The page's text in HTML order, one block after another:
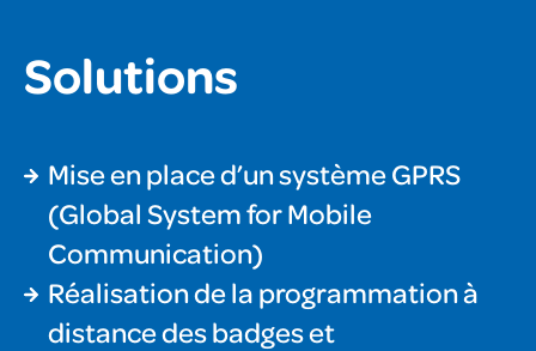
Solutions
Mise en place d’un système GPRS
(Global System for Mobile
Communication)
Réalisation de la programmation à
distance des badges et